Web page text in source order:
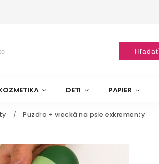
Hľadať
DETI PAPIER
/ Puzdro + vrecká na psie exkrementy